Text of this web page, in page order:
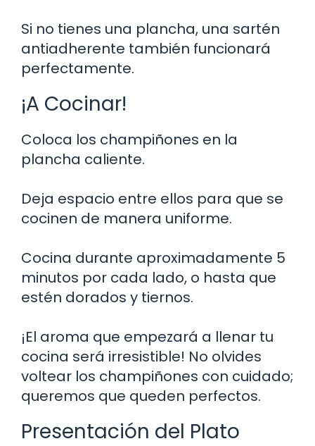
Si no tienes una plancha, una sartén
antiadherente también funcionará
perfectamente.
¡A Cocinar!
Coloca los champiñones en la
plancha caliente.
Deja espacio entre ellos para que se
cocinen de manera uniforme.
Cocina durante aproximadamente 5
minutos por cada lado, o hasta que
estén dorados y tiernos.
¡El aroma que empezará a llenar tu
cocina será irresistible! No olvides
voltear los champiñones con cuidado;
queremos que queden perfectos.
Presentación del Plato